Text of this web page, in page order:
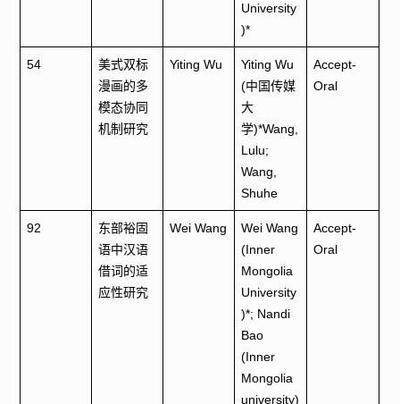
University
)*
54
美式双标
漫画的多
模态协同
机制研究
Yiting Wu
Yiting Wu
(中国传媒
大
学)*Wang,
Lulu;
Wang,
Shuhe
Accept-
Oral
92
东部裕固
语中汉语
借词的适
应性研究
Wei Wang
Wei Wang
(Inner
Mongolia
University
)*; Nandi
Bao
(Inner
Mongolia
university)
Accept-
Oral